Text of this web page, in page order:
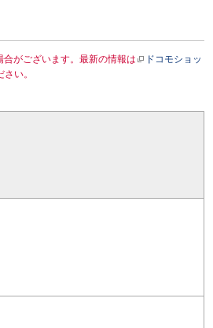
がございます。最新の情報は
ドコモショッ
い。